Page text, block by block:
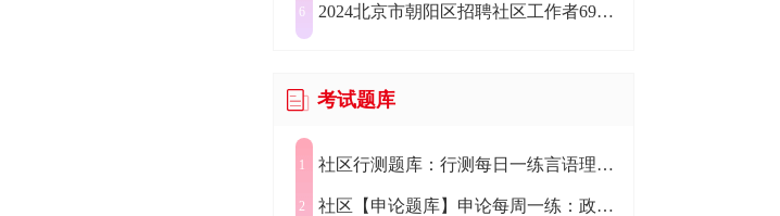
6 2024北京市朝阳区招聘社区工作者696人公告
考试题库
1 社区行测题库：行测每日一练言语理解练习题2024.07.29
2 社区【申论题库】申论每周一练：政务服务新媒体